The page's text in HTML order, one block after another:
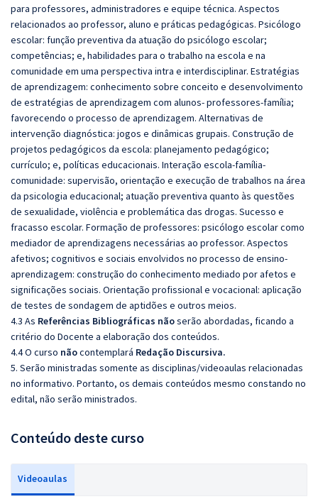
para professores, administradores e equipe técnica. Aspectos
relacionados ao professor, aluno e práticas pedagógicas. Psicólogo
escolar: função preventiva da atuação do psicólogo escolar;
competências; e, habilidades para o trabalho na escola e na
comunidade em uma perspectiva intra e interdisciplinar. Estratégias
de aprendizagem: conhecimento sobre conceito e desenvolvimento
de estratégias de aprendizagem com alunos- professores-família;
favorecendo o processo de aprendizagem. Alternativas de
intervenção diagnóstica: jogos e dinâmicas grupais. Construção de
projetos pedagógicos da escola: planejamento pedagógico;
currículo; e, políticas educacionais. Interação escola-família-
comunidade: supervisão, orientação e execução de trabalhos na área
da psicologia educacional; atuação preventiva quanto às questões
de sexualidade, violência e problemática das drogas. Sucesso e
fracasso escolar. Formação de professores: psicólogo escolar como
mediador de aprendizagens necessárias ao professor. Aspectos
afetivos; cognitivos e sociais envolvidos no processo de ensino‐
aprendizagem: construção do conhecimento mediado por afetos e
significações sociais. Orientação profissional e vocacional: aplicação
de testes de sondagem de aptidões e outros meios.
4.3 As Referências Bibliográficas nãoserão abordadas, ficando a
critério do Docente a elaboração dos conteúdos.
4.4 O curso nãocontemplará Redação Discursiva.
5. Serão ministradas somente as disciplinas/videoaulas relacionadas
no informativo. Portanto, os demais conteúdos mesmo constando no
edital, não serão ministrados.
Conteúdo deste curso
Videoaulas